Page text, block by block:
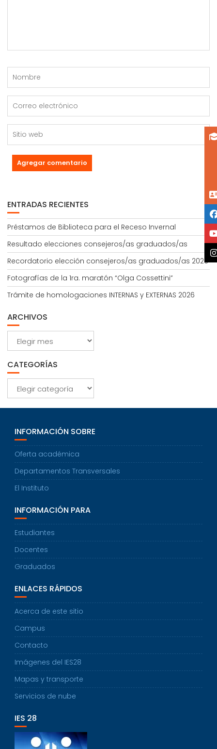
ENTRADAS RECIENTES
Préstamos de Biblioteca para el Receso Invernal
Resultado elecciones consejeros/as graduados/as
Recordatorio elección consejeros/as graduados/as 2026
Fotografías de la 1ra. maratón “Olga Cossettini”
Trámite de homologaciones INTERNAS y EXTERNAS 2026
ARCHIVOS
Archivos
CATEGORÍAS
Categorías
INFORMACIÓN SOBRE
Oferta académica
Departamentos Transversales
El Instituto
INFORMACIÓN PARA
Estudiantes
Docentes
Graduados
ENLACES RÁPIDOS
Acerca de este sitio
Campus
Contacto
Imágenes del IES28
Mapas y transporte
Servicios de nube
IES 28